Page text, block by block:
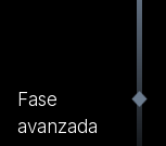
Fase
avanzada